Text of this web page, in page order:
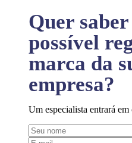
Quer saber
possível
marca da
empresa?
Um especialista entrará